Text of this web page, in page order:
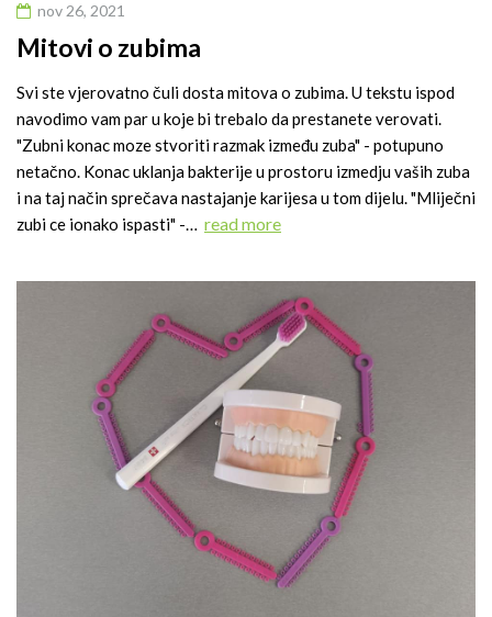
nov 26, 2021
Mitovi o zubima
Svi ste vjerovatno čuli dosta mitova o zubima. U tekstu ispod
navodimo vam par u koje bi trebalo da prestanete verovati.
"Zubni konac moze stvoriti razmak između zuba" - potupuno
netačno. Konac uklanja bakterije u prostoru izmedju vaših zuba
i na taj način sprečava nastajanje karijesa u tom dijelu. "Mliječni
zubi ce ionako ispasti" -… read more